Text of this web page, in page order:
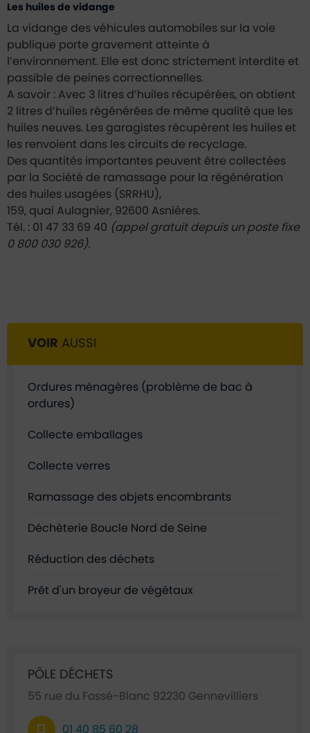
Les huiles de vidange
La vidange des véhicules automobiles sur la voie
publique porte gravement atteinte à
l’environnement. Elle est donc strictement interdite et
passible de peines correctionnelles.
A savoir : Avec 3 litres d’huiles récupérées, on obtient
2 litres d’huiles régénérées de même qualité que les
huiles neuves. Les garagistes récupèrent les huiles et
les renvoient dans les circuits de recyclage.
Des quantités importantes peuvent être collectées
par la Société de ramassage pour la régénération
des huiles usagées (SRRHU),
159, quai Aulagnier, 92600 Asnières.
Tél. : 01 47 33 69 40 (appel gratuit depuis un poste fixe
0 800 030 926).
VOIR AUSSI
Ordures ménagères (problème de bac à
ordures)
Collecte emballages
Collecte verres
Ramassage des objets encombrants
Déchèterie Boucle Nord de Seine
Réduction des déchets
Prêt d'un broyeur de végétaux
PÔLE DÉCHETS
55 rue du Fossé-Blanc 92230 Gennevilliers
01 40 85 60 28